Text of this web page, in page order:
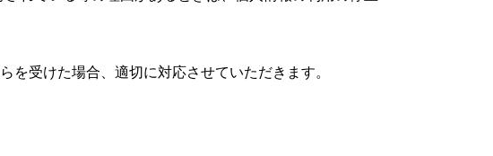
受けた場合、適切に対応させていただきます。